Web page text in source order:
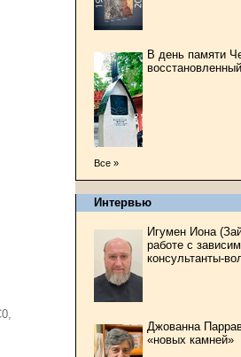
В день памяти
Все »
Интервью
Игумен Иона
работе с
консультанты-
Джованна
«новых камней»